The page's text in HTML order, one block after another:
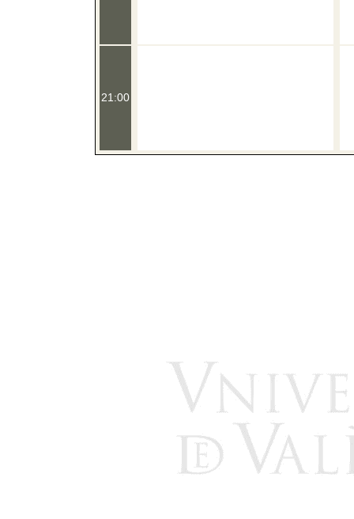
21:00